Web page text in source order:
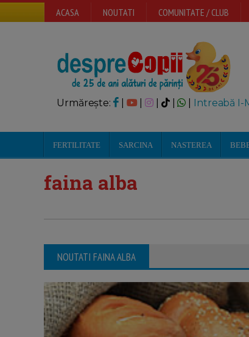
ACASA NOUTATI COMUNITATE / CLUB
Urmărește: | | Intreabă I-
FERTILITATE SARCINA NASTEREA
faina alba
NOUTATI FAINA ALBA